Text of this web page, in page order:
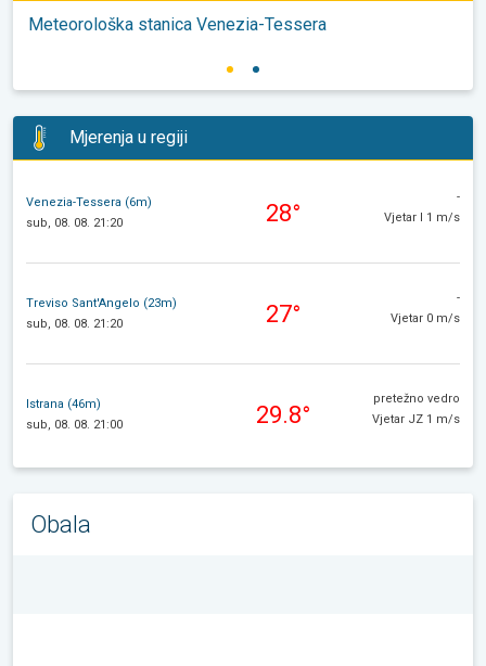
Meteorološka stanica Venezia-Tessera
Mjerenja u regiji
Venezia-Tessera (6m)
sub, 08. 08. 21:20
28°
-
Vjetar I 1 m/s
Treviso Sant'Angelo (23m)
sub, 08. 08. 21:20
27°
-
Vjetar 0 m/s
Istrana (46m)
sub, 08. 08. 21:00
29.8°
pretežno vedro
Vjetar JZ 1 m/s
Obala